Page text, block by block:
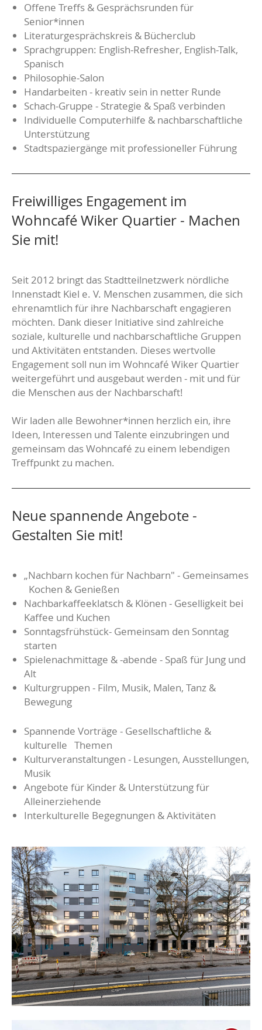
Offene Treffs & Gesprächsrunden für
Senior*innen
Literaturgesprächskreis & Bücherclub
Sprachgruppen: English-Refresher, English-Talk,
Spanisch
Philosophie-Salon
Handarbeiten - kreativ sein in netter Runde
Schach-Gruppe - Strategie & Spaß verbinden
Individuelle Computerhilfe & nachbarschaftliche
Unterstützung
Stadtspaziergänge mit professioneller Führung
Freiwilliges Engagement im
Wohncafé Wiker Quartier - Machen
Sie mit!
Seit 2012 bringt das Stadtteilnetzwerk nördliche
Innenstadt Kiel e. V. Menschen zusammen, die sich
ehrenamtlich für ihre Nachbarschaft engagieren
möchten. Dank dieser Initiative sind zahlreiche
soziale, kulturelle und nachbarschaftliche Gruppen
und Aktivitäten entstanden. Dieses wertvolle
Engagement soll nun im Wohncafé Wiker Quartier
weitergeführt und ausgebaut werden - mit und für
die Menschen aus der Nachbarschaft!
Wir laden alle Bewohner*innen herzlich ein, ihre
Ideen, Interessen und Talente einzubringen und
gemeinsam das Wohncafé zu einem lebendigen
Treffpunkt zu machen.
Neue spannende Angebote -
Gestalten Sie mit!
„Nachbarn kochen für Nachbarn" - Gemeinsames
Kochen & Genießen
Nachbarkaffeeklatsch & Klönen - Geselligkeit bei
Kaffee und Kuchen
Sonntagsfrühstück- Gemeinsam den Sonntag
starten
Spielenachmittage & -abende - Spaß für Jung und
Alt
Kulturgruppen - Film, Musik, Malen, Tanz &
Bewegung
Spannende Vorträge - Gesellschaftliche &
kulturelle Themen
Kulturveranstaltungen - Lesungen, Ausstellungen,
Musik
Angebote für Kinder & Unterstützung für
Alleinerziehende
Interkulturelle Begegnungen & Aktivitäten